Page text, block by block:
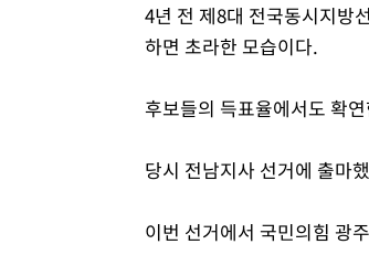
4년 전 제8대 전국동시지방
하면 초라한 모습이다.
후보들의 득표율에서도 확
당시 전남지사 선거에 출마
이번 선거에서 국민의힘 광